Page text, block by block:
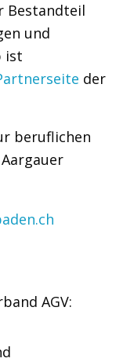
Bestandteil
und
ist
der
beruflichen
AGV: